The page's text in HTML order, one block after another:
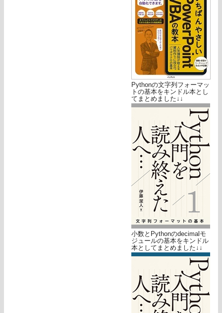
Pythonの文字列フォーマッ
トの基本をキンドル本とし
てまとめました↓↓
小数とPythonのdecimalモ
ジュールの基本をキンドル
本としてまとめました↓↓